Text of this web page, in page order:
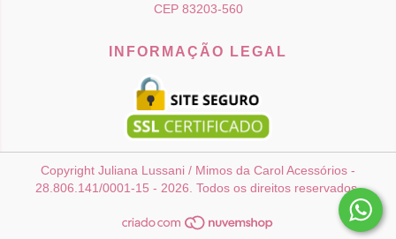
CEP 83203-560
INFORMAÇÃO LEGAL
Copyright Juliana Lussani / Mimos da Carol Acessórios -
28.806.141/0001-15 - 2026. Todos os direitos reservados.